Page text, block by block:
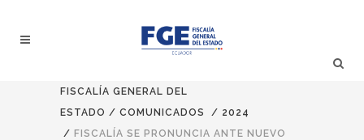
FISCALÍA GENERAL DEL
ESTADO / COMUNICADOS / 2024
/ FISCALÍA SE PRONUNCIA ANTE NUEVO